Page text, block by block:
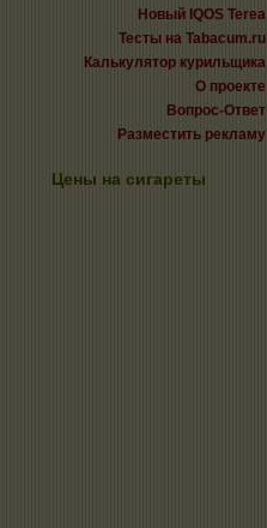
Новый IQOS Terea
Тесты на Tabacum.ru
Калькулятор курильщика
О проекте
Вопрос-Ответ
Разместить рекламу
Цены на сигареты